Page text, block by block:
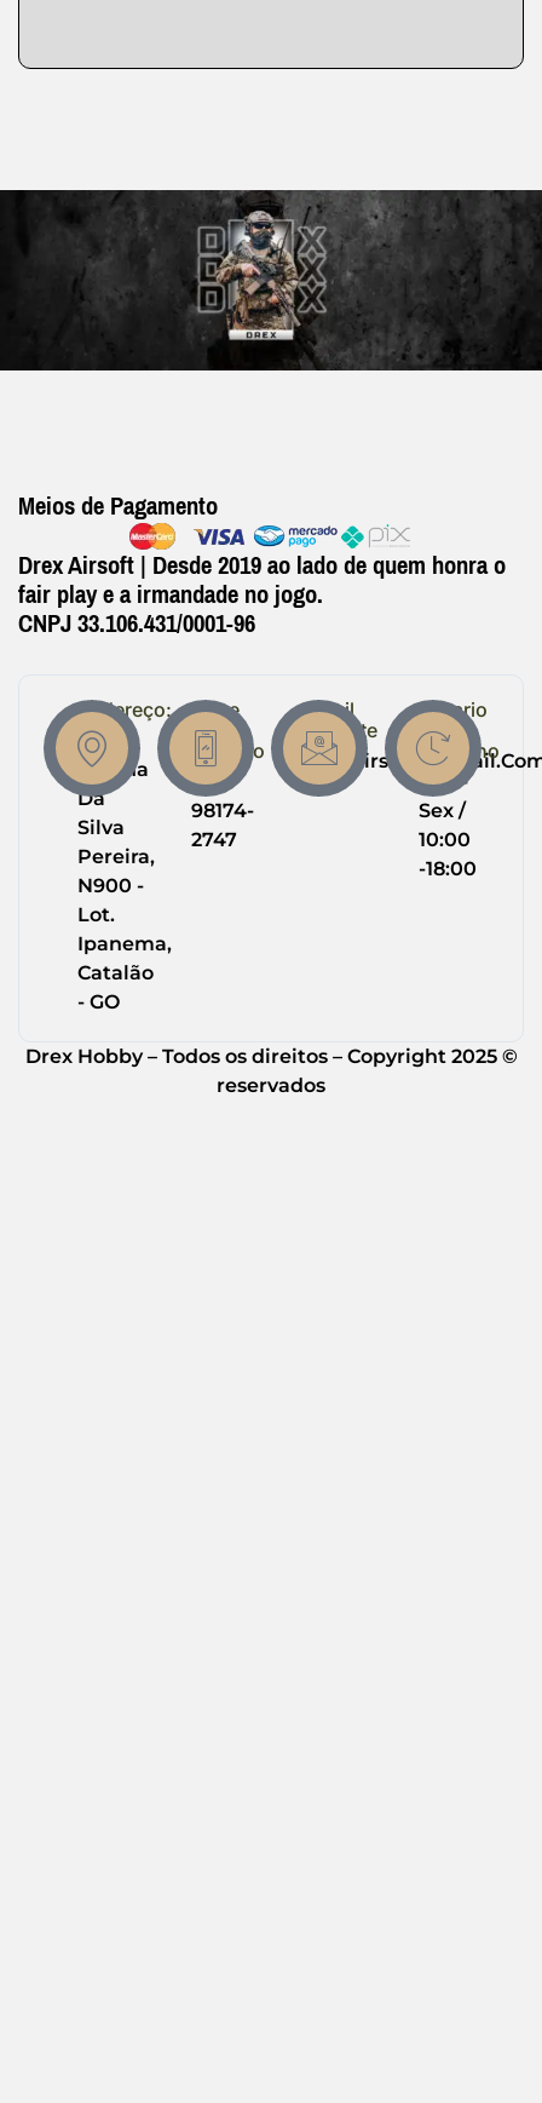
Meios de Pagamento
Drex Airsoft | Desde 2019 ao lado de quem honra o
fair play e a irmandade no jogo.
CNPJ 33.106.431/0001-96
Endereço:
R.
Helena
Da
Silva
Pereira,
N900 -
Lot.
Ipanema,
Catalão
- GO
Entre
em
Contato
(64)
98174-
2747
Email
Suporte
Horario
de
Trabalho
Seg -
Sex /
10:00
-18:00
Drex Hobby – Todos os direitos – Copyright 2025 ©
reservados